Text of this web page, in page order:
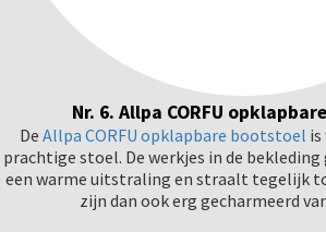
Nr. 6. Allpa CORFU
De Allpa CORFU opklapbare bootstoel
prachtige stoel. De werkjes in de
een warme uitstraling en straalt tegelijk
zijn dan ook erg gecharmeerd